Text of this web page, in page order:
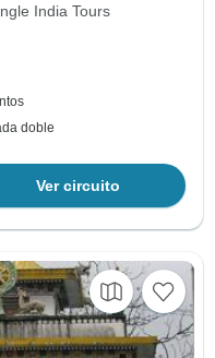
India Tours
doble
Ver circuito